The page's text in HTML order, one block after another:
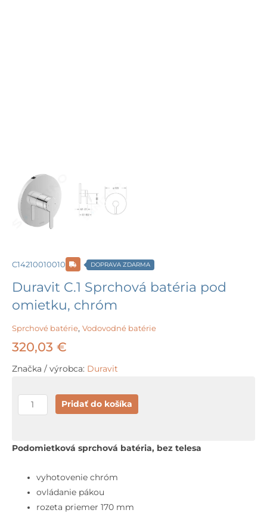
C14210010010 DOPRAVA ZDARMA
Duravit C.1 Sprchová batéria pod
omietku, chróm
Sprchové batérie, Vodovodné batérie
320,03 €
Značka / výrobca: Duravit
množstvo
Duravit
Sprchová
pod
omietku,
chróm
Pridať do košíka
Podomietková sprchová batéria, bez telesa
vyhotovenie chróm
ovládanie pákou
rozeta priemer 170 mm